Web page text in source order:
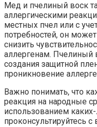
Мед и пчелиный воск
аллергическими
местных пчел или с
потребностей, он
снизить
аллергенам. Пчелиный
создания защитной
проникновение
Важно понимать, что
реакция на народные
использованием
проконсультируйтесь с